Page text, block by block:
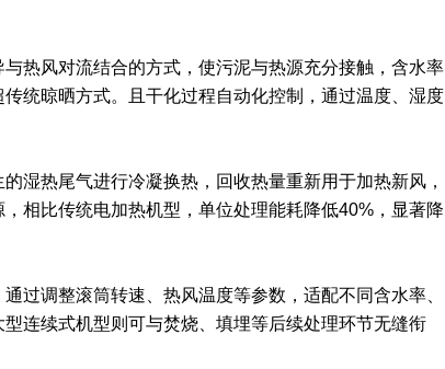
热风对流结合的方式，使污泥与热源充分接触，含水率
统晾晒方式。且干化过程自动化控制，通过温度、湿度
湿热尾气进行冷凝换热，回收热量重新用于加热新风，
相比传统电加热机型，单位处理能耗降低40%，显著降
过调整滚筒转速、热风温度等参数，适配不同含水率、
连续式机型则可与焚烧、填埋等后续处理环节无缝衔